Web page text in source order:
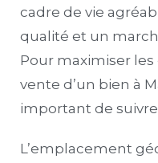
cadre de vie
qualité et un
Pour maximiser
vente d’un bien à
important de
L’emplacement